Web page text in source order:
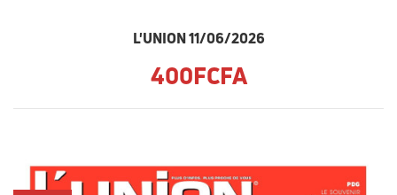
L'UNION 11/06/2026
400FCFA